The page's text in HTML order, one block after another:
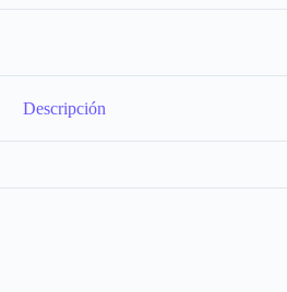
Descripción